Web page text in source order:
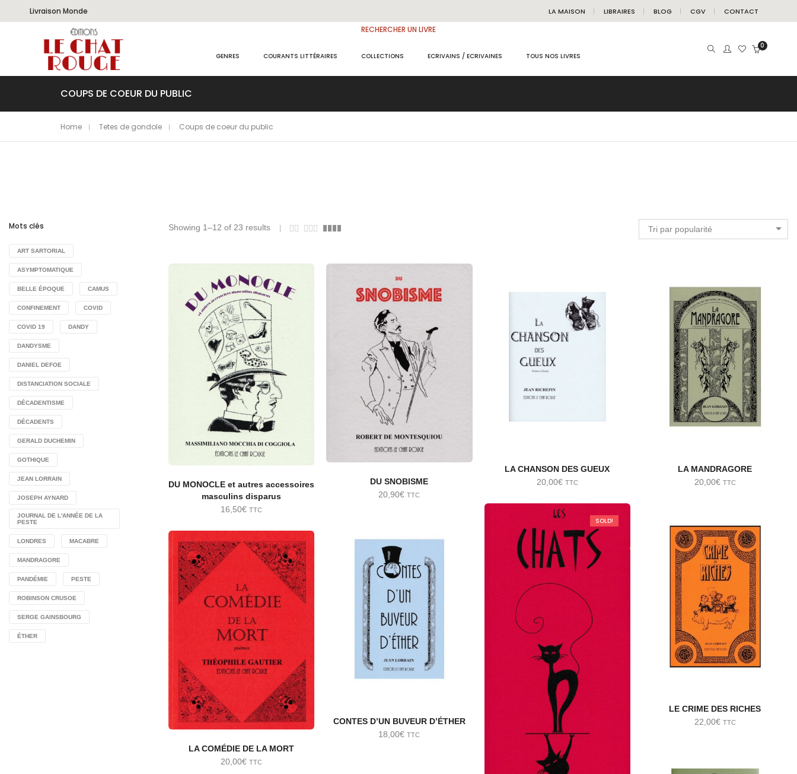
Livraison Monde LA MAISON LIBRAIRES BLOG CGV CONTACT
RECHERCHER UN LIVRE
GENRES COURANTS LITTÉRAIRES COLLECTIONS ECRIVAINS / ECRIVAINES TOUS NOS LIVRES
0
COUPS DE COEUR DU PUBLIC
Home Tetes de gondole Coups de coeur du public
Showing 1–12 of 23 results Tri par popularité
DU MONOCLE et autres accessoires
masculins disparus
16,50€ TTC
DU SNOBISME
20,90€ TTC
LA CHANSON DES GUEUX
20,00€ TTC
LA MANDRAGORE
20,00€ TTC
SOLD!
LE CRIME DES RICHES
22,00€ TTC
CONTES D’UN BUVEUR D’ÉTHER
18,00€ TTC
LA COMÉDIE DE LA MORT
20,00€ TTC
Mots clés
ART SARTORIAL
ASYMPTOMATIQUE
BELLE ÉPOQUE CAMUS
CONFINEMENT COVID
COVID 19 DANDY
DANDYSME
DANIEL DEFOE
DISTANCIATION SOCIALE
DÉCADENTISME
DÉCADENTS
GERALD DUCHEMIN
GOTHIQUE
JEAN LORRAIN
JOSEPH AYNARD
JOURNAL DE L'ANNÉE DE LA
PESTE
LONDRES MACABRE
MANDRAGORE
PANDÉMIE PESTE
ROBINSON CRUSOE
SERGE GAINSBOURG
ÉTHER